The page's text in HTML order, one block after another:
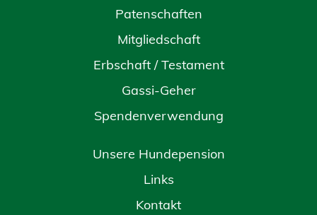
Patenschaften
Mitgliedschaft
Erbschaft / Testament
Gassi-Geher
Spendenverwendung
Unsere Hundepension
Links
Kontakt